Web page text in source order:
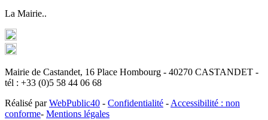
La Mairie..
Mairie de Castandet, 16 Place Hombourg - 40270 CASTANDET -
tél : +33 (0)5 58 44 06 68
Réalisé parWebPublic40 - Confidentialité -Accessibilité : non
conforme- Mentions légales